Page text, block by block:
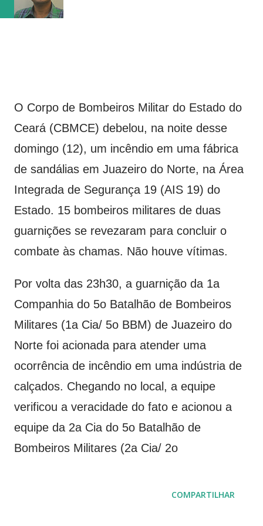
vaga na referência do ataque, com...
O Corpo de Bombeiros Militar do Estado do
Ceará (CBMCE) debelou, na noite desse
domingo (12), um incêndio em uma fábrica
de sandálias em Juazeiro do Norte, na Área
Integrada de Segurança 19 (AIS 19) do
Estado. 15 bombeiros militares de duas
guarnições se revezaram para concluir o
combate às chamas. Não houve vítimas.
Por volta das 23h30, a guarnição da 1a
Companhia do 5o Batalhão de Bombeiros
Militares (1a Cia/ 5o BBM) de Juazeiro do
Norte foi acionada para atender uma
ocorrência de incêndio em uma indústria de
calçados. Chegando no local, a equipe
verificou a veracidade do fato e acionou a
equipe da 2a Cia do 5o Batalhão de
Bombeiros Militares (2a Cia/ 2o
COMPARTILHAR